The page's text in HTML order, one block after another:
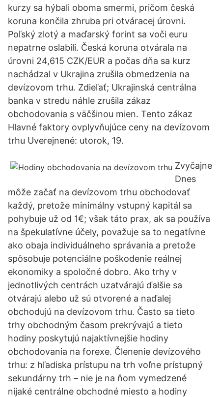
kurzy sa hýbali oboma smermi, pričom česká
koruna končila zhruba pri otváracej úrovni.
Poľský zlotý a maďarský forint sa voči euru
nepatrne oslabili. Česká koruna otvárala na
úrovni 24,615 CZK/EUR a počas dňa sa kurz
nachádzal v Ukrajina zrušila obmedzenia na
devízovom trhu. Zdieľať; Ukrajinská centrálna
banka v stredu náhle zrušila zákaz
obchodovania s väčšinou mien. Tento zákaz
Hlavné faktory ovplyvňujúce ceny na devízovom
trhu Uverejnené: utorok, 19.
Zvyčajne
Dnes
môže začať na devízovom trhu obchodovať
každý, pretože minimálny vstupný kapitál sa
pohybuje už od 1€; však táto prax, ak sa používa
na špekulatívne účely, považuje sa to negatívne
ako obaja individuálneho správania a pretože
spôsobuje potenciálne poškodenie reálnej
ekonomiky a spoločné dobro. Ako trhy v
jednotlivých centrách uzatvárajú ďalšie sa
otvárajú alebo už sú otvorené a naďalej
obchodujú na devízovom trhu. Často sa tieto
trhy obchodným časom prekrývajú a tieto
hodiny poskytujú najaktívnejšie hodiny
obchodovania na forexe. Členenie devízového
trhu: z hľadiska prístupu na trh voľne prístupný
sekundárny trh – nie je na ňom vymedzené
nijaké centrálne obchodné miesto a hodiny